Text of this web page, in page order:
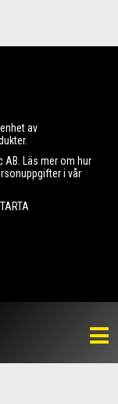
av
AB. Läs mer om hur
i vår